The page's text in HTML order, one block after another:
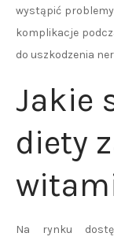
wystąpić
komplikacje
do uszkodzenia
Jakie
diety
Na rynku